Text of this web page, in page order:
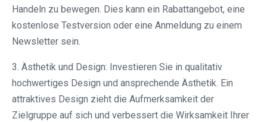
Handeln zu bewegen. Dies kann ein Rabattangebot, eine
kostenlose Testversion oder eine Anmeldung zu einem
Newsletter sein.
3. Ästhetik und Design: Investieren Sie in qualitativ
hochwertiges Design und ansprechende Ästhetik. Ein
attraktives Design zieht die Aufmerksamkeit der
Zielgruppe auf sich und verbessert die Wirksamkeit Ihrer